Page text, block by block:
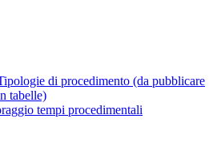
di procedimento (da pubblicare
tabelle)
tempi procedimentali